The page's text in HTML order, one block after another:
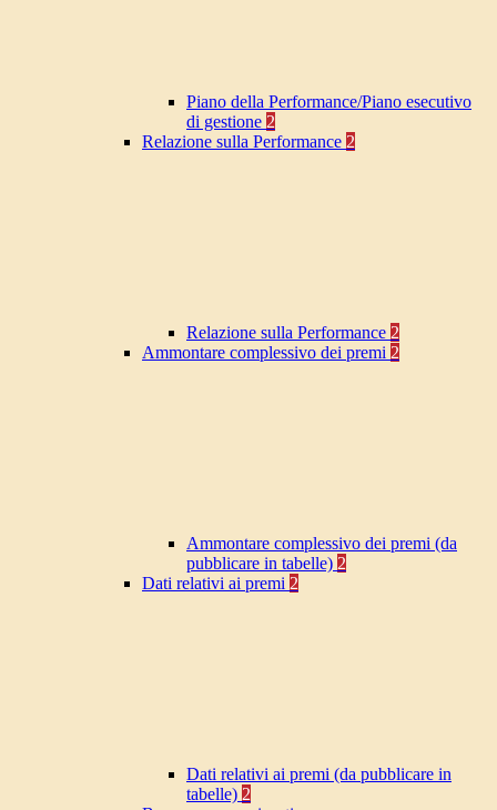
Piano della Performance/Piano esecutivo
di gestione 2
Relazione sulla Performance 2
Relazione sulla Performance 2
Ammontare complessivo dei premi 2
Ammontare complessivo dei premi (da
pubblicare in tabelle) 2
Dati relativi ai premi 2
Dati relativi ai premi (da pubblicare in
tabelle) 2